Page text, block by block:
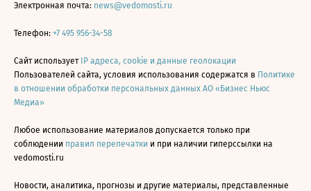
Электронная почта: news@vedomosti.ru
Телефон: +7 495 956-34-58
Сайт использует IP адреса, cookie и данные геолокации
Пользователей сайта, условия использования содержатся в Политике
в отношении обработки персональных данных АО «Бизнес Ньюс
Медиа»
Любое использование материалов допускается только при
соблюдении правил перепечатки и при наличии гиперссылки на
vedomosti.ru
Новости, аналитика, прогнозы и другие материалы, представленные